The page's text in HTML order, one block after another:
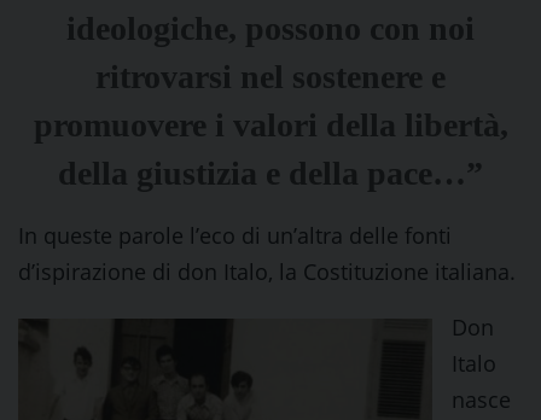
ideologiche, possono con noi
ritrovarsi nel sostenere e
promuovere i valori della libertà,
della giustizia e della pace…”
In queste parole l’eco di un’altra delle fonti
d’ispirazione di don Italo, la Costituzione italiana.
Don
Italo
nasce